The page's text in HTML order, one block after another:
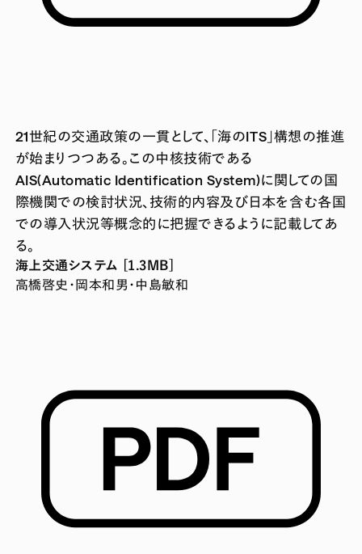
21世紀の交通政策の一貫として、「海のITS」構想の推進
が始まりつつある。この中核技術である
AIS(Automatic Identification System)に関しての国
際機関での検討状況、技術的内容及び日本を含む各国
での導入状況等概念的に把握できるように記載してあ
る。
海上交通システム [1.3MB]
高橋啓史・岡本和男・中島敏和